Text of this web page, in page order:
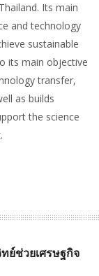
Its main
and technology
sustainable
its main objective
transfer,
as builds
the science
ย์ช่วยเศรษฐกิจ